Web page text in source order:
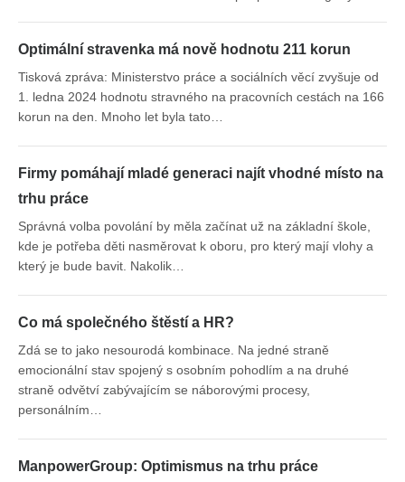
Optimální stravenka má nově hodnotu 211 korun
Tisková zpráva: Ministerstvo práce a sociálních věcí zvyšuje od
1. ledna 2024 hodnotu stravného na pracovních cestách na 166
korun na den. Mnoho let byla tato…
Firmy pomáhají mladé generaci najít vhodné místo na
trhu práce
Správná volba povolání by měla začínat už na základní škole,
kde je potřeba děti nasměrovat k oboru, pro který mají vlohy a
který je bude bavit. Nakolik…
Co má společného štěstí a HR?
Zdá se to jako nesourodá kombinace. Na jedné straně
emocionální stav spojený s osobním pohodlím a na druhé
straně odvětví zabývajícím se náborovými procesy,
personálním…
ManpowerGroup: Optimismus na trhu práce